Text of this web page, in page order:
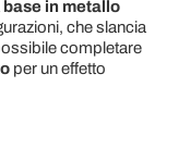
base in metallo
che slancia
completare
per un effetto